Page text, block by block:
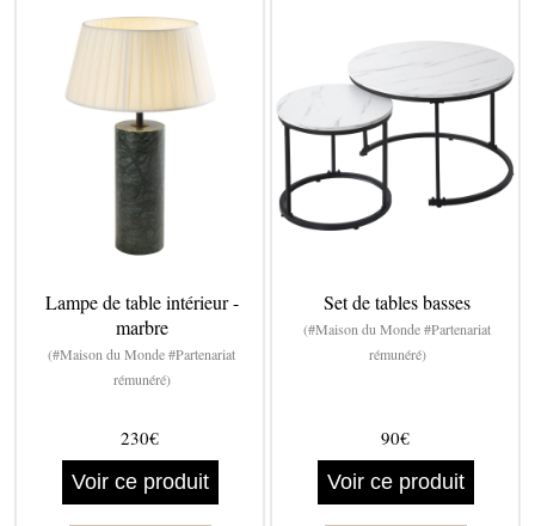
Lampe de table intérieur -
marbre
(#Maison du Monde #Partenariat
rémunéré)
230€
Voir ce produit
Set de tables basses
(#Maison du Monde #Partenariat
rémunéré)
90€
Voir ce produit